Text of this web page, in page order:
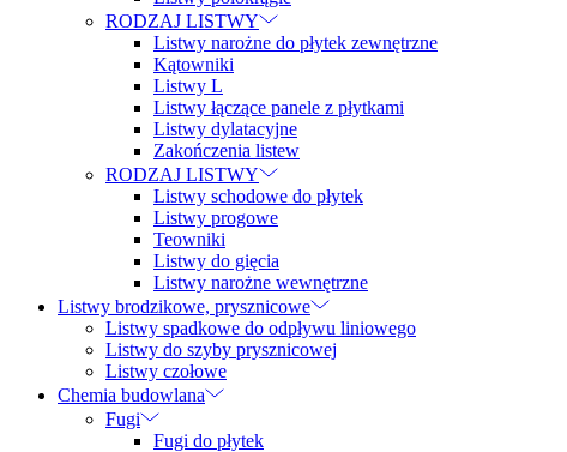
RODZAJ LISTWY
Listwy narożne do płytek zewnętrzne
Kątowniki
Listwy L
Listwy łączące panele z płytkami
Listwy dylatacyjne
Zakończenia listew
RODZAJ LISTWY
Listwy schodowe do płytek
Listwy progowe
Teowniki
Listwy do gięcia
Listwy narożne wewnętrzne
Listwy brodzikowe, prysznicowe
Listwy spadkowe do odpływu liniowego
Listwy do szyby prysznicowej
Listwy czołowe
Chemia budowlana
Fugi
Fugi do płytek